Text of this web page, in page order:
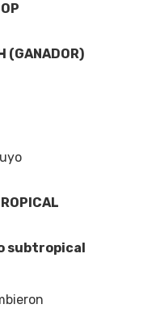
(GANADOR)
subtropical